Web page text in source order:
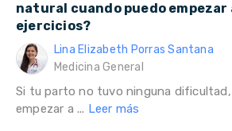
natural cuando puedo empezar
ejercicios?
Lina Elizabeth Porras Santana
Medicina General
Si tu parto no tuvo ninguna dificultad,
empezar a ... Leer más